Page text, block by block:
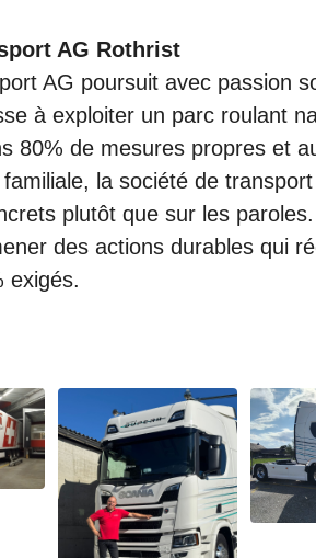
AG Rothrist
AG poursuit avec passion
à exploiter un parc roulant
80% de mesures propres et
la société de
plutôt que sur les
des actions durables qui
exigés.